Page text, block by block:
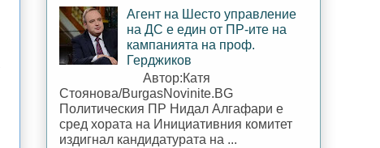
Агент на Шесто управление
на ДС е един от ПР-ите на
кампанията на проф.
Герджиков
Автор:Катя
Стоянова/BurgasNovinite.BG
Политическия ПР Нидал Алгафари е
сред хората на Инициативния комитет
издигнал кандидатурата на ...